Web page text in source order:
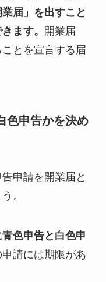
届」を出すこと
ます。
開業届
とを宣言する届
色申告かを決め
申請を開業届と
。
色申告と白色申
請には期限があ